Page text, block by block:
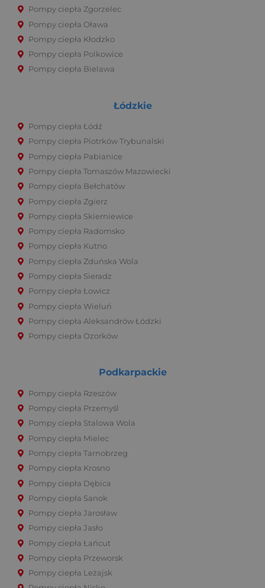
Pompy ciepła Zgorzelec
Pompy ciepła Oława
Pompy ciepła Kłodzko
Pompy ciepła Polkowice
Pompy ciepła Bielawa
Łódzkie
Pompy ciepła Łódź
Pompy ciepła Piotrków Trybunalski
Pompy ciepła Pabianice
Pompy ciepła Tomaszów Mazowiecki
Pompy ciepła Bełchatów
Pompy ciepła Zgierz
Pompy ciepła Skierniewice
Pompy ciepła Radomsko
Pompy ciepła Kutno
Pompy ciepła Zduńska Wola
Pompy ciepła Sieradz
Pompy ciepła Łowicz
Pompy ciepła Wieluń
Pompy ciepła Aleksandrów Łódzki
Pompy ciepła Ozorków
Podkarpackie
Pompy ciepła Rzeszów
Pompy ciepła Przemyśl
Pompy ciepła Stalowa Wola
Pompy ciepła Mielec
Pompy ciepła Tarnobrzeg
Pompy ciepła Krosno
Pompy ciepła Dębica
Pompy ciepła Sanok
Pompy ciepła Jarosław
Pompy ciepła Jasło
Pompy ciepła Łańcut
Pompy ciepła Przeworsk
Pompy ciepła Leżajsk